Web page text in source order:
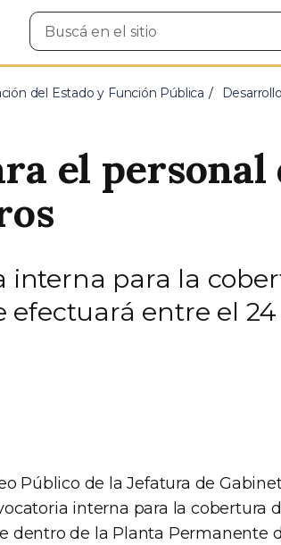
Buscar
en
del Estado y Función Pública
el
interna para la
efectuará entre el
Público de la Jefatura de
interna para la cobertura
dentro de la Planta Permanente